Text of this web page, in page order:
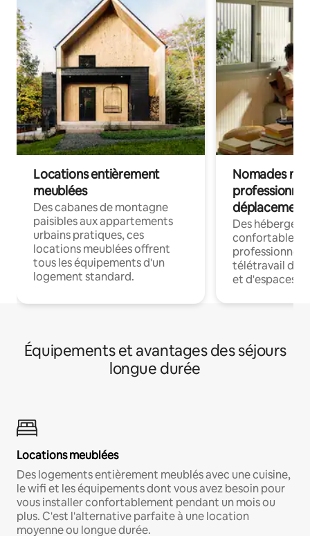
Locations entièrement
meublées
Des cabanes de montagne
paisibles aux appartements
urbains pratiques, ces
locations meublées offrent
tous les équipements d'un
logement standard.
Nomades
déplacement
Des
confortables
professionnels
télétravail
et d'espaces
Équipements et avantages des séjours
longue durée
Locations meublées
Des logements entièrement meublés avec une cuisine,
le wifi et les équipements dont vous avez besoin pour
vous installer confortablement pendant un mois ou
plus. C'est l'alternative parfaite à une location
moyenne ou longue durée.